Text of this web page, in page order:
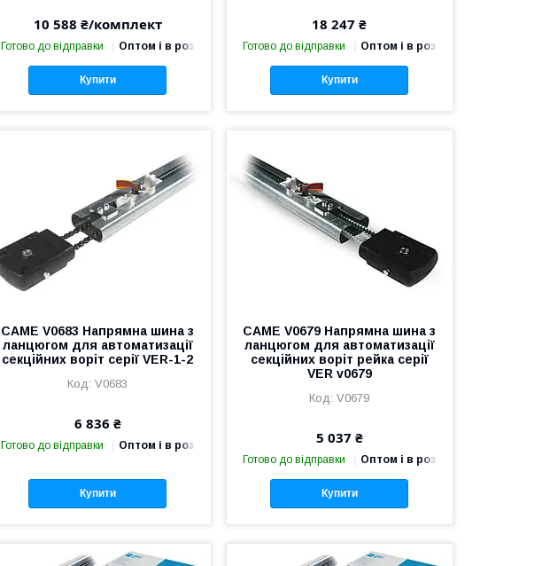
10 588 ₴/комплект
Готово до відправки Оптом і в роздріб
Купити
18 247 ₴
Готово до відправки Оптом і в роздріб
Купити
CAME V0683 Напрямна шина з
ланцюгом для автоматизації
секційних воріт серії VER-1-2
V0683
6 836 ₴
Готово до відправки Оптом і в роздріб
Купити
CAME V0679 Напрямна шина з
ланцюгом для автоматизації
секційних воріт рейка серії
VER v0679
V0679
5 037 ₴
Готово до відправки Оптом і в роздріб
Купити